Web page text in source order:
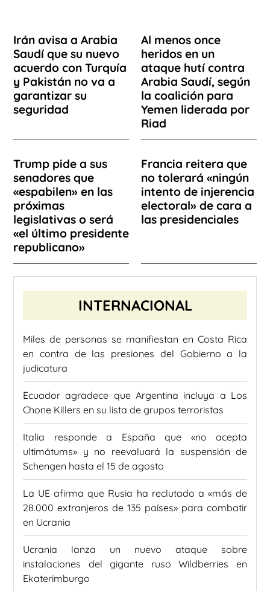
Irán avisa a Arabia
Saudí que su nuevo
acuerdo con Turquía
y Pakistán no va a
garantizar su
seguridad
Al menos once
heridos en un
ataque hutí contra
Arabia Saudí, según
la coalición para
Yemen liderada por
Riad
Trump pide a sus
senadores que
«espabilen» en las
próximas
legislativas o será
«el último presidente
republicano»
Francia reitera que
no tolerará «ningún
intento de injerencia
electoral» de cara a
las presidenciales
INTERNACIONAL
Miles de personas se manifiestan en Costa Rica
en contra de las presiones del Gobierno a la
judicatura
Ecuador agradece que Argentina incluya a Los
Chone Killers en su lista de grupos terroristas
Italia responde a España que «no acepta
ultimátums» y no reevaluará la suspensión de
Schengen hasta el 15 de agosto
La UE afirma que Rusia ha reclutado a «más de
28.000 extranjeros de 135 países» para combatir
en Ucrania
Ucrania lanza un nuevo ataque sobre
instalaciones del gigante ruso Wildberries en
Ekaterimburgo